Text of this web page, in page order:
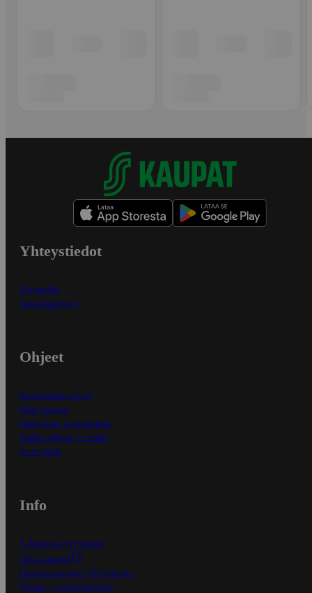
Yhteystiedot
Myymälät
Asiakaspalvelu
Ohjeet
Ensitilaajan ohjeet
Näin maksat
Näin tilaat ja muokkaat
Kaikki ohjeet ja vinkit
In English
Info
S-Business yrityksille
Oiva-raportit
Osuuskauppojen yhteystiedot
Tilaus- ja toimitusehdot